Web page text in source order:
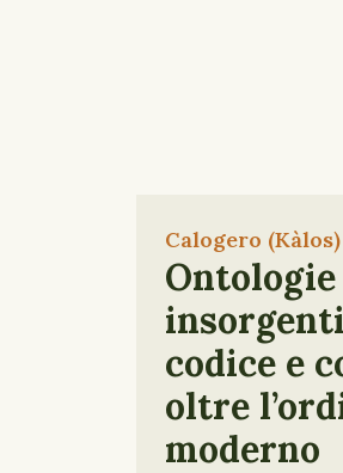
Calogero
Ontologie
codice e
oltre
moderno